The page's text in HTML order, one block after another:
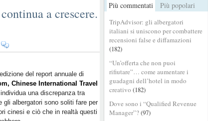
Più commentati Più popolari
TripAdvisor: gli albergatori
italiani si uniscono per combattere
recensioni false e diffamazioni
(182)
“Un’offerta che non puoi
rifiutare”… come aumentare i
guadagni dell’hotel in modo
creativo (182)
Dove sono i “Qualified Revenue
Manager”?(97)
a crescere.
su
outbound
continua
del report annuale di
Chinese International Travel
una discrepanza tra
gli albergatori sono soliti fare per
cinesi e ciò che in realtà questi